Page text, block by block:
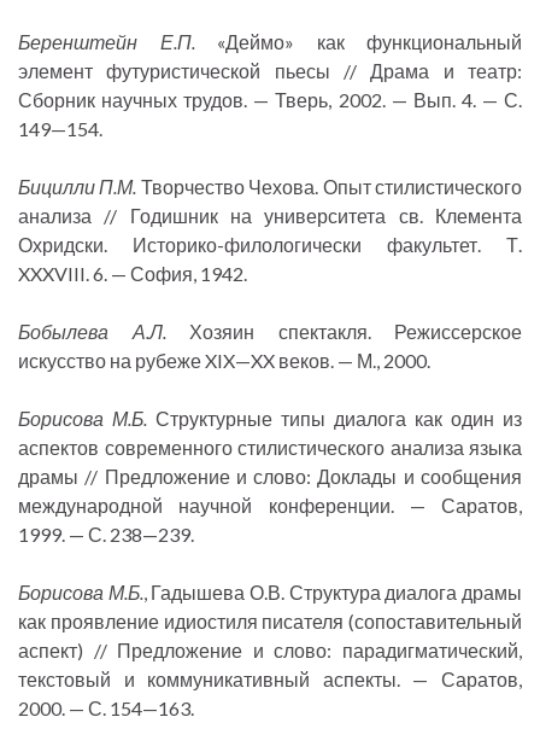
Беренштейн Е.П.
«Деймо» как функциональный
элемент футуристической пьесы // Драма и театр:
Сборник научных трудов. — Тверь, 2002. — Вып. 4. — С.
149—154.
Бицилли П.М. Творчество Чехова. Опыт стилистического
анализа // Годишник на университета св. Клемента
Охридски. Историко-филологически факультет. Т.
XXXVIII. 6. — София, 1942.
Бобылева А.Л.
Хозяин спектакля. Режиссерское
искусство на рубеже XIX—XX веков. — М., 2000.
Борисова М.Б. Структурные типы диалога как один из
аспектов современного стилистического анализа языка
драмы // Предложение и слово: Доклады и сообщения
международной научной конференции. — Саратов,
1999. — С. 238—239.
Борисова М.Б. , Гадышева О.В. Структура диалога драмы
как проявление идиостиля писателя (сопоставительный
аспект) // Предложение и слово: парадигматический,
текстовый и коммуникативный аспекты. — Саратов,
2000. — С. 154—163.